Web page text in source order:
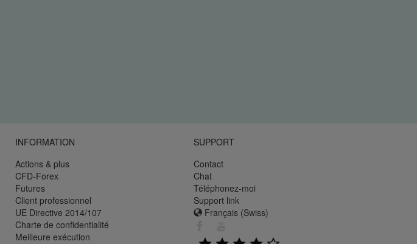
INFORMATION
Actions & plus
CFD-Forex
Futures
Client professionnel
UE Directive 2014/107
Charte de confidentialité
Meilleure exécution
SUPPORT
Contact
Chat
Téléphonez-moi
Support link
Français (Swiss)